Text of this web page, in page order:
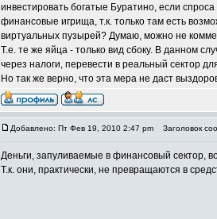
инвестировать богатые Буратино, если
финансовые игрища, т.к. только там есть
виртуальных пузырей? Думаю, можно не
Т.е. те же яйца - только вид сбоку. В данном
через налоги, перевести в реальный сектор
Но так же верно, что эта мера не даст
Добавлено: Пт Фев 19, 2010 2:47 pm Заголовок
Деньги, запуливаемые в финансовый сектор,
Т.к. они, практически, не превращаются в